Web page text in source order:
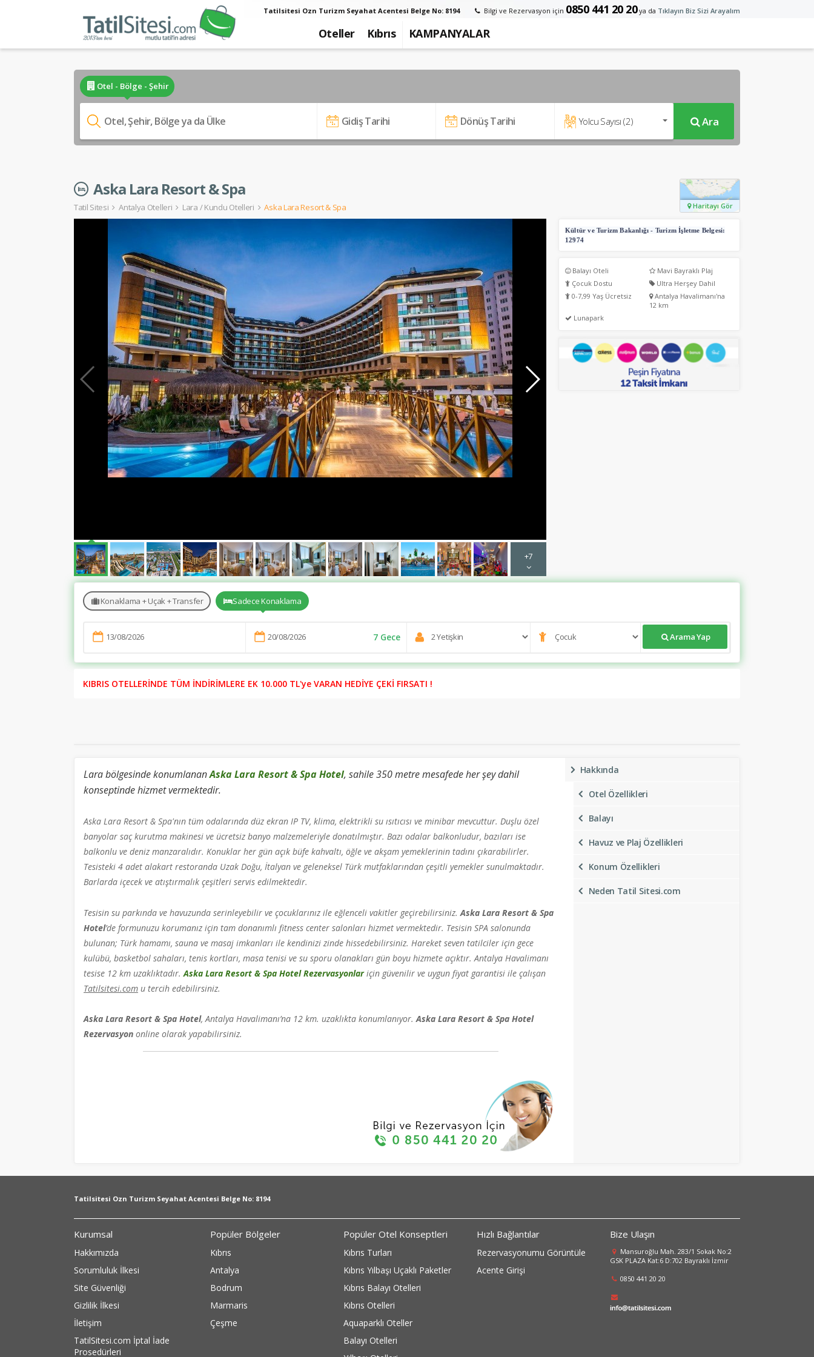
Tatilsitesi Ozn Turizm Seyahat Acentesi Belge No: 8194 Bilgi ve Rezervasyon için 0850 441 20 20ya da Tıklayın Biz Sizi Arayalım
Oteller Kıbrıs KAMPANYALAR
Otel - Bölge - Şehir
Yolcu Sayısı (2) Ara
Aska Lara Resort & Spa
Tatil Sitesi Antalya Otelleri Lara / Kundu Otelleri Aska Lara Resort & Spa Haritayı Gör
+7
Kültür ve Turizm Bakanlığı - Turizm İşletme Belgesi:
12974
Balayı Oteli
Mavi Bayraklı Plaj
Çocuk Dostu
Ultra Herşey Dahil
0-7,99 Yaş Ücretsiz
Antalya Havalimanı'na
12 km
Lunapark
Konaklama + Uçak + Transfer Sadece Konaklama
7 Gece Arama Yap
KIBRIS OTELLERİNDE TÜM İNDİRİMLERE EK 10.000 TL'ye VARAN HEDİYE ÇEKİ FIRSATI !
Hakkında
Otel Özellikleri
Balayı
Havuz ve Plaj Özellikleri
Konum Özellikleri
Neden Tatil Sitesi.com
Lara bölgesinde konumlananAska Lara Resort & Spa Hotel, sahile 350 metre mesafede her şey dahil
konseptinde hizmet vermektedir.
Aska Lara Resort & Spa'nın tüm odalarında düz ekran IP TV, klima, elektrikli su ısıtıcısı ve minibar mevcuttur. Duşlu özel
banyolar saç kurutma makinesi ve ücretsiz banyo malzemeleriyle donatılmıştır. Bazı odalar balkonludur, bazıları ise
balkonlu ve deniz manzaralıdır. Konuklar her gün açık büfe kahvaltı, öğle ve akşam yemeklerinin tadını çıkarabilirler.
Tesisteki 4 adet alakart restoranda Uzak Doğu, İtalyan ve geleneksel Türk mutfaklarından çeşitli yemekler sunulmaktadır.
Barlarda içecek ve atıştırmalık çeşitleri servis edilmektedir.
Tesisin su parkında ve havuzunda serinleyebilir ve çocuklarınız ile eğlenceli vakitler geçirebilirsiniz.Aska Lara Resort & Spa
Hotel’de formunuzu korumanız için tam donanımlı fitness center salonları hizmet vermektedir. Tesisin SPA salonunda
bulunan; Türk hamamı, sauna ve masaj imkanları ile kendinizi zinde hissedebilirsiniz. Hareket seven tatilciler için gece
kulübü, basketbol sahaları, tenis kortları, masa tenisi ve su sporu olanakları gün boyu hizmete açıktır. Antalya Havalimanı
tesise 12 km uzaklıktadır.Aska Lara Resort & Spa Hotel Rezervasyonlar için güvenilir ve uygun fiyat garantisi ile çalışan
Tatilsitesi.com u tercih edebilirsiniz.
Aska Lara Resort & Spa Hotel, Antalya Havalimanı’na 12 km. uzaklıkta konumlanıyor.Aska Lara Resort & Spa Hotel
Rezervasyon online olarak yapabilirsiniz.
Tatilsitesi Ozn Turizm Seyahat Acentesi Belge No: 8194
Kurumsal
Hakkımızda
Sorumluluk İlkesi
Site Güvenliği
Gizlilik İlkesi
İletişim
TatilSitesi.com İptal İade
Prosedürleri
Popüler Bölgeler
Kıbrıs
Antalya
Bodrum
Marmaris
Çeşme
Popüler Otel Konseptleri
Kıbrıs Turları
Kıbrıs Yılbaşı Uçaklı Paketler
Kıbrıs Balayı Otelleri
Kıbrıs Otelleri
Aquaparklı Oteller
Balayı Otelleri
Hızlı Bağlantılar
Rezervasyonumu Görüntüle
Acente Girişi
Bize Ulaşın
Mansuroğlu Mah. 283/1 Sokak No:2
GSK PLAZA Kat:6 D:702 Bayraklı İzmir
0850 441 20 20